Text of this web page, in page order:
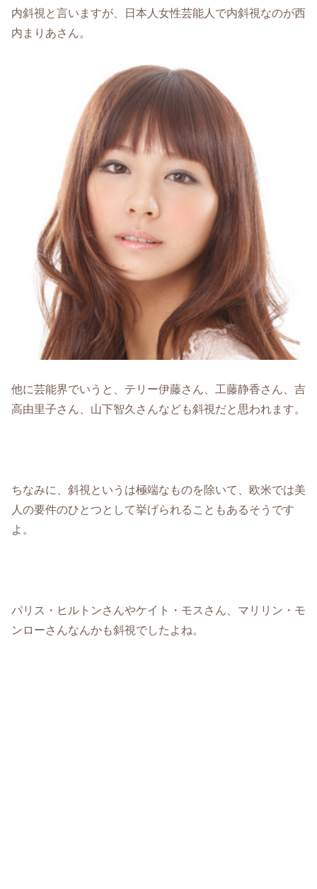
内斜視と言いますが、日本人女性芸能人で内斜視なのが西
内まりあさん。
他に芸能界でいうと、テリー伊藤さん、工藤静香さん、吉
高由里子さん、山下智久さんなども斜視だと思われます。
ちなみに、斜視というは極端なものを除いて、欧米では美
人の要件のひとつとして挙げられることもあるそうです
よ。
パリス・ヒルトンさんやケイト・モスさん、マリリン・モ
ンローさんなんかも斜視でしたよね。